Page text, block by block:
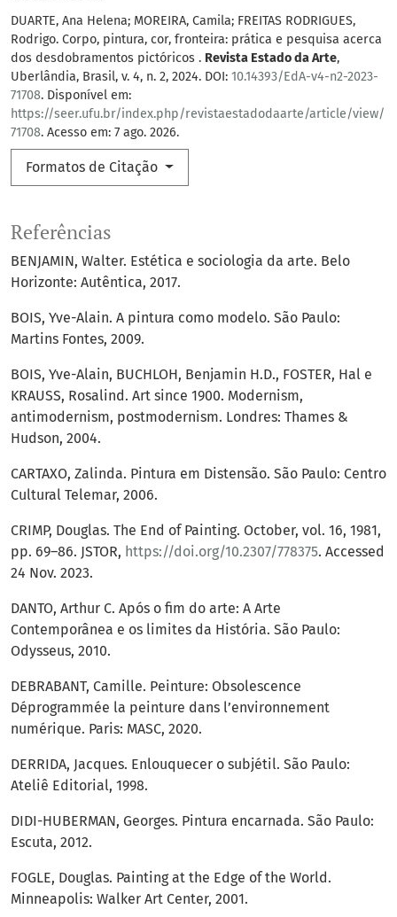
DUARTE, Ana Helena; MOREIRA, Camila; FREITAS RODRIGUES,
Rodrigo. Corpo, pintura, cor, fronteira: prática e pesquisa acerca
dos desdobramentos pictóricos . Revista Estado da Arte,
Uberlândia, Brasil, v. 4, n. 2, 2024. DOI: 10.14393/EdA-v4-n2-2023-
71708. Disponível em:
https://seer.ufu.br/index.php/revistaestadodaarte/article/view/
71708. Acesso em: 7 ago. 2026.
Formatos de Citação
Referências
BENJAMIN, Walter. Estética e sociologia da arte. Belo
Horizonte: Autêntica, 2017.
BOIS, Yve-Alain. A pintura como modelo. São Paulo:
Martins Fontes, 2009.
BOIS, Yve-Alain, BUCHLOH, Benjamin H.D., FOSTER, Hal e
KRAUSS, Rosalind. Art since 1900. Modernism,
antimodernism, postmodernism. Londres: Thames &
Hudson, 2004.
CARTAXO, Zalinda. Pintura em Distensão. São Paulo: Centro
Cultural Telemar, 2006.
CRIMP, Douglas. The End of Painting. October, vol. 16, 1981,
pp. 69–86. JSTOR, https://doi.org/10.2307/778375. Accessed
24 Nov. 2023.
DANTO, Arthur C. Após o fim do arte: A Arte
Contemporânea e os limites da História. São Paulo:
Odysseus, 2010.
DEBRABANT, Camille. Peinture: Obsolescence
Déprogrammée la peinture dans l’environnement
numérique. Paris: MASC, 2020.
DERRIDA, Jacques. Enlouquecer o subjétil. São Paulo:
Ateliê Editorial, 1998.
DIDI-HUBERMAN, Georges. Pintura encarnada. São Paulo:
Escuta, 2012.
FOGLE, Douglas. Painting at the Edge of the World.
Minneapolis: Walker Art Center, 2001.